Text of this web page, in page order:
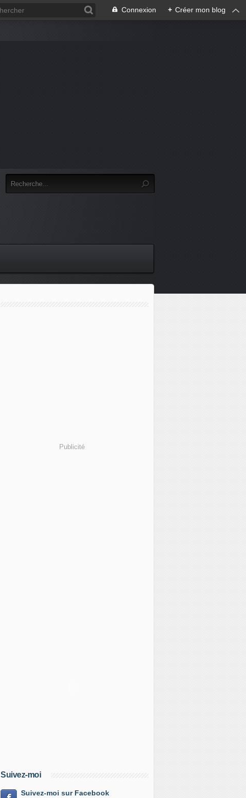
Connexion + Créer mon blog
Publicité
Suivez-moi
Suivez-moi sur Facebook